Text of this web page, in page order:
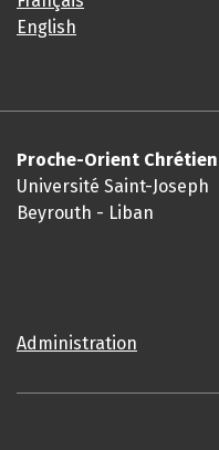
English
Proche-Orient Chrétien
Université Saint-Joseph
Beyrouth - Liban
Administration